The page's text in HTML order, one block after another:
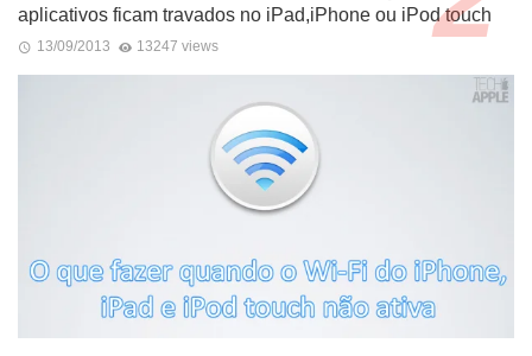
aplicativos ficam travados no iPad,iPhone ou iPod touch
13/09/2013 13247 views